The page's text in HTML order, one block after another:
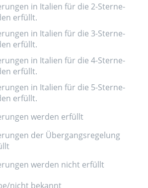
in Italien für die 2-Sterne-
erfüllt.
in Italien für die 3-Sterne-
erfüllt.
in Italien für die 4-Sterne-
erfüllt.
in Italien für die 5-Sterne-
erfüllt.
werden erfüllt
der Übergangsregelung
werden nicht erfüllt
nicht bekannt